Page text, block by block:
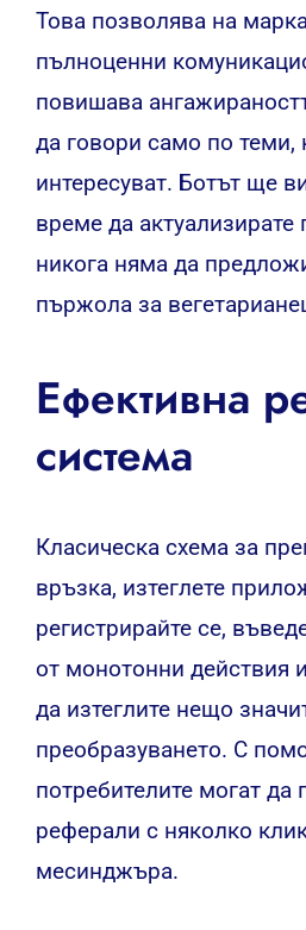
Това позволява на
пълноценни
повишава
да говори само по теми,
интересуват. Ботът ще
време да актуализирате
никога няма да
пържола за
Ефективна
система
Класическа схема за
връзка, изтеглете
регистрирайте се,
от монотонни действия
да изтеглите нещо
преобразуването. С
потребителите могат да
реферали с няколко
месинджъра.